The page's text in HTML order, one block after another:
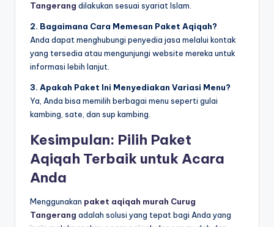
Tangerang dilakukan sesuai syariat Islam.
2. Bagaimana Cara Memesan Paket Aqiqah?
Anda dapat menghubungi penyedia jasa melalui kontak
yang tersedia atau mengunjungi website mereka untuk
informasi lebih lanjut.
3. Apakah Paket Ini Menyediakan Variasi Menu?
Ya, Anda bisa memilih berbagai menu seperti gulai
kambing, sate, dan sup kambing.
Kesimpulan: Pilih Paket
Aqiqah Terbaik untuk Acara
Anda
Menggunakan paket aqiqah murah Curug
Tangerang adalah solusi yang tepat bagi Anda yang